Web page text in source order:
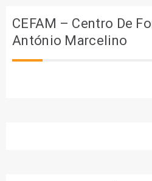
CEFAM – Centro De
António Marcelino